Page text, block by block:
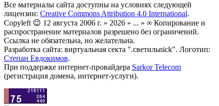
Все материалы сайта доступны на условиях следующей
лицензии: Creative Commons Attribution 4.0 International.
Copyleft 😉 12 августа 2006 г. » 2026 » ... » ∞ Копирование и
распространение материалов разрешено без ограничений.
Ссылка не обязательна, но желательна.
Разработка сайта: виртуальная секта ".светильnick". Логотип:
Степан Евдокимов.
При поддержке интернет-провайдера Sarkor Telecom
(регистрация домена, интернет-услуги).